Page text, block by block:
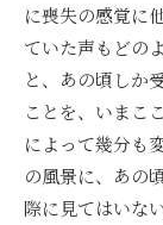
に喪失の感覚に
ていた声もどの
と、あの頃しか
ことを、いまこ
によって幾分も
の風景に、あの
際に見てはいな